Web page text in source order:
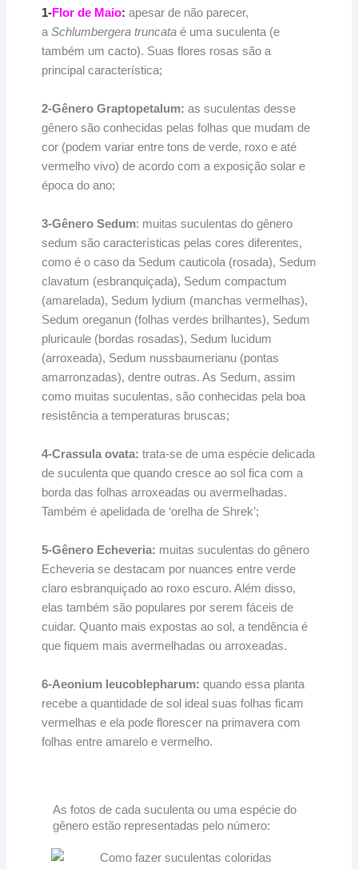
1-Flor de Maio: apesar de não parecer,
a Schlumbergera truncataé uma suculenta (e
também um cacto). Suas flores rosas são a
principal característica;
2-Gênero Graptopetalum: as suculentas desse
gênero são conhecidas pelas folhas que mudam de
cor (podem variar entre tons de verde, roxo e até
vermelho vivo) de acordo com a exposição solar e
época do ano;
3-Gênero Sedum: muitas suculentas do gênero
sedum são características pelas cores diferentes,
como é o caso da Sedum cauticola (rosada), Sedum
clavatum (esbranquiçada), Sedum compactum
(amarelada), Sedum lydium (manchas vermelhas),
Sedum oreganun (folhas verdes brilhantes), Sedum
pluricaule (bordas rosadas), Sedum lucidum
(arroxeada), Sedum nussbaumerianu (pontas
amarronzadas), dentre outras. As Sedum, assim
como muitas suculentas, são conhecidas pela boa
resistência a temperaturas bruscas;
4-Crassula ovata: trata-se de uma espécie delicada
de suculenta que quando cresce ao sol fica com a
borda das folhas arroxeadas ou avermelhadas.
Também é apelidada de ‘orelha de Shrek’;
5-Gênero Echeveria: muitas suculentas do gênero
Echeveria se destacam por nuances entre verde
claro esbranquiçado ao roxo escuro. Além disso,
elas também são populares por serem fáceis de
cuidar. Quanto mais expostas ao sol, a tendência é
que fiquem mais avermelhadas ou arroxeadas.
6-Aeonium leucoblepharum: quando essa planta
recebe a quantidade de sol ideal suas folhas ficam
vermelhas e ela pode florescer na primavera com
folhas entre amarelo e vermelho.
As fotos de cada suculenta ou uma espécie do
gênero estão representadas pelo número: